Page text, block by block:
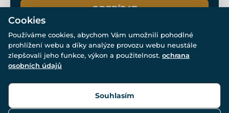
ODEBÍRAT
© Všechna práva vyhrazena. www.drakkaria.cz 2007-2026.
Cookies
Používáme cookies, abychom Vám umožnili pohodlné
prohlížení webu a díky analýze provozu webu neustále
zlepšovali jeho funkce, výkon a použitelnost. ochrana
osobních údajů
Souhlasím